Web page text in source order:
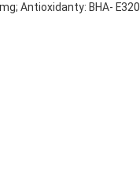
Antioxidanty: BHA-